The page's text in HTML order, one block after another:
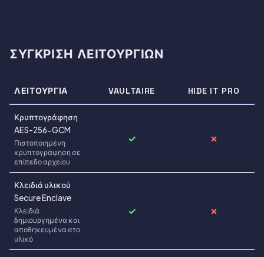
ΣΎΓΚΡΙΣΗ ΛΕΙΤΟΥΡΓΙΏΝ
ΛΕΙΤΟΥΡΓΊΑ VAULTAIRE HIDE IT PRO
Κρυπτογράφηση
AES-256-GCM
Πιστοποιημένη
κρυπτογράφηση σε
επίπεδο αρχείου
✓ ✗
Κλειδιά υλικού
Secure Enclave
Κλειδιά
δημιουργημένα και
αποθηκευμένα στο
υλικό
✓ ✗